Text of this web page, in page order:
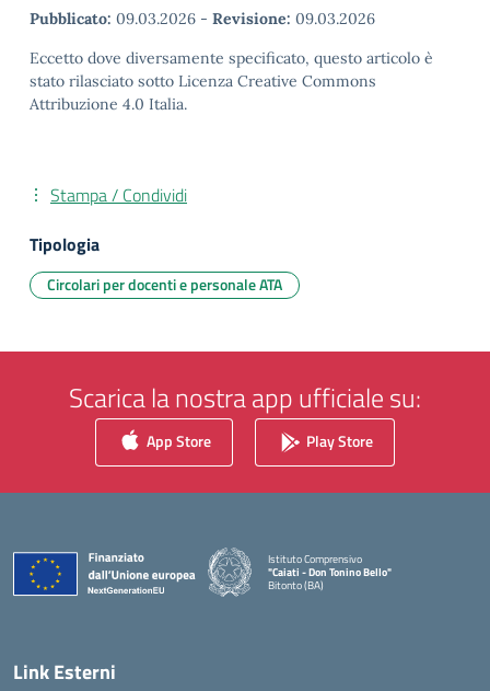
Pubblicato: 09.03.2026 - Revisione: 09.03.2026
Eccetto dove diversamente specificato, questo articolo è
stato rilasciato sotto Licenza Creative Commons
Attribuzione 4.0 Italia.
Stampa / Condividi
Tipologia
Circolari per docenti e personale ATA
Scarica la nostra app ufficiale su:
App Store Play Store
Istituto Comprensivo
"Caiati - Don Tonino Bello"
Bitonto (BA)
Link Esterni